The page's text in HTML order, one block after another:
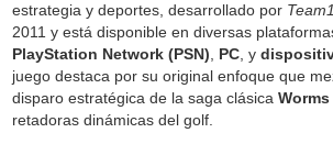
estrategia y deportes, desarrollado por
2011 y está disponible en diversas
PlayStation Network (PSN), PC, y
juego destaca por su original enfoque que
disparo estratégica de la saga clásicaWorms
retadoras dinámicas del golf.